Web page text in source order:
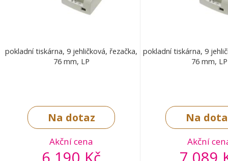
pokladní tiskárna, 9 jehličková, řezačka,
76 mm, LP
Na dotaz
Akční cena
pokladní tiskárna, 9
76 mm, LP
Na
Akční